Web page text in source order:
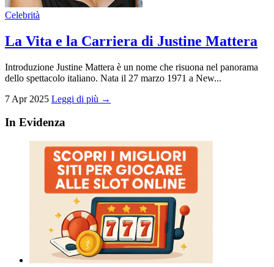
Celebrità
La Vita e la Carriera di Justine Mattera
Introduzione Justine Mattera è un nome che risuona nel panorama
dello spettacolo italiano. Nata il 27 marzo 1971 a New...
7 Apr 2025 Leggi di più →
In Evidenza